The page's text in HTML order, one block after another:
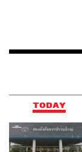
TODAY